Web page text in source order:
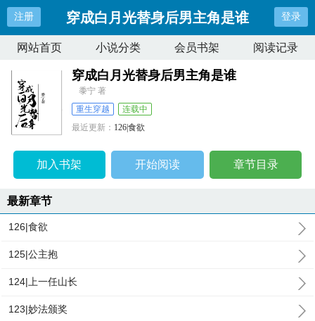
注册 穿成白月光替身后男主角是谁 登录
网站首页 小说分类 会员书架 阅读记录
穿成白月光替身后男主角是谁
黍宁 著
重生穿越
连载中
最近更新： 126|食欲
加入书架 开始阅读 章节目录
最新章节
126|食欲
125|公主抱
124|上一任山长
123|妙法颁奖